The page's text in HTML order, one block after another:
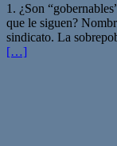
1. ¿Son
que le siguen?
sindicato. La
[…]